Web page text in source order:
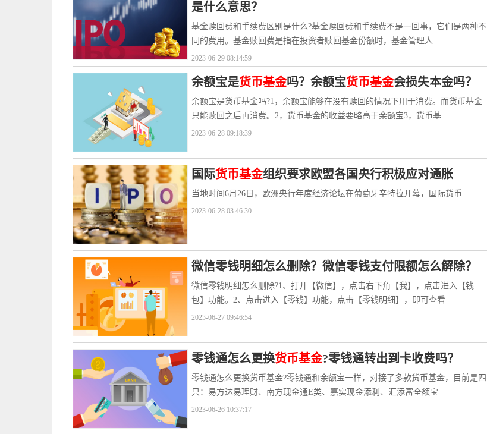
是什么意思？
基金赎回费和手续费区别是什么?基金赎回费和手续费不是一回事，它们是两种不
同的费用。基金赎回费是指在投资者赎回基金份额时，基金管理人
2023-06-29 08:14:59
余额宝是货币基金吗？余额宝货币基金会损失本金吗？
余额宝是货币基金吗?1，余额宝能够在没有赎回的情况下用于消费。而货币基金
只能赎回之后再消费。2，货币基金的收益要略高于余额宝3，货币基
2023-06-28 09:18:39
国际货币基金组织要求欧盟各国央行积极应对通胀
当地时间6月26日，欧洲央行年度经济论坛在葡萄牙辛特拉开幕，国际货币
2023-06-28 03:46:30
微信零钱明细怎么删除？微信零钱支付限额怎么解除？
微信零钱明细怎么删除?1、打开【微信】，点击右下角【我】，点击进入【钱
包】功能。2、点击进入【零钱】功能，点击【零钱明细】，即可查看
2023-06-27 09:46:54
零钱通怎么更换货币基金?零钱通转出到卡收费吗？
零钱通怎么更换货币基金?零钱通和余额宝一样，对接了多款货币基金，目前是四
只：易方达易理财、南方现金通E类、嘉实现金添利、汇添富全额宝
2023-06-26 10:37:17